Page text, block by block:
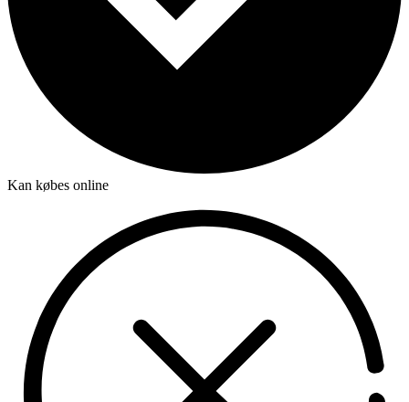
Kan købes online